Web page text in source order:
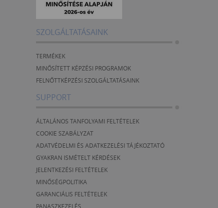
SZOLGÁLTATÁSAINK
TERMÉKEK
MINŐSÍTETT KÉPZÉSI PROGRAMOK
FELNŐTTKÉPZÉSI SZOLGÁLTATÁSAINK
SUPPORT
ÁLTALÁNOS TANFOLYAMI FELTÉTELEK
COOKIE SZABÁLYZAT
ADATVÉDELMI ÉS ADATKEZELÉSI TÁJÉKOZTATÓ
GYAKRAN ISMÉTELT KÉRDÉSEK
JELENTKEZÉSI FELTÉTELEK
MINŐSÉGPOLITIKA
GARANCIÁLIS FELTÉTELEK
PANASZKEZELÉS